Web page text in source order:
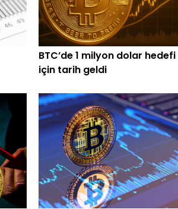
BTC’de 1 milyon dolar hedefi
için tarih geldi